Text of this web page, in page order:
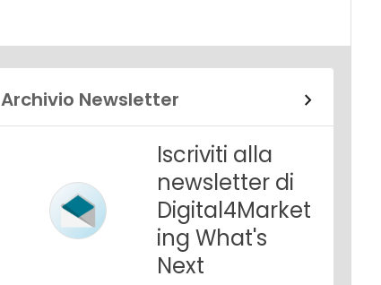
Archivio Newsletter
Iscriviti alla
newsletter di
Digital4Market
ing What's
Next